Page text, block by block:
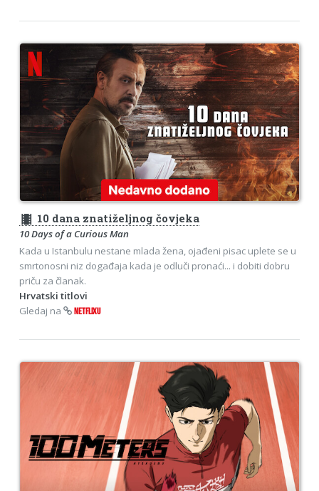
theaters 10 dana znatiželjnog čovjeka
10 Days of a Curious Man
Kada u Istanbulu nestane mlada žena, ojađeni pisac uplete se u
smrtonosni niz događaja kada je odluči pronaći... i dobiti dobru
priču za članak.
Hrvatski titlovi
Gledaj na
NETFLIXU